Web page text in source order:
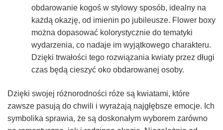
obdarowanie kogoś w stylowy sposób, idealny na
każdą okazję, od imienin po jubileusze. Flower boxy
można dopasować kolorystycznie do tematyki
wydarzenia, co nadaje im wyjątkowego charakteru.
Dzięki trwałości tego rozwiązania kwiaty przez długi
czas będą cieszyć oko obdarowanej osoby.
Dzięki swojej różnorodności róże są kwiatami, które
zawsze pasują do chwili i wyrażają najgłębsze emocje. Ich
symbolika sprawia, że są doskonałym wyborem zarówno